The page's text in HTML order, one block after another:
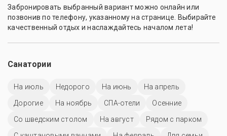
Забронировать выбранный вариант можно онлайн или
позвонив по телефону, указанному на странице. Выбирайте
качественный отдых и наслаждайтесь началом лета!
Санатории
На июль Недорого На июнь
На апрель
Дорогие
На ноябрь СПА-отели
Осенние
Со шведским столом
На август
Рядом с парком